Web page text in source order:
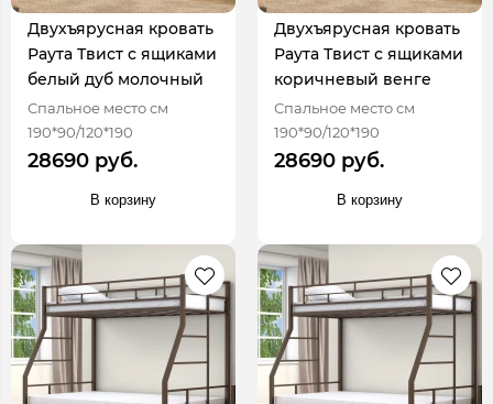
Двухъярусная кровать
Раута Твист с ящиками
белый дуб молочный
Спальное место см
190*90/120*190
28690 руб.
В корзину
Двухъярусная кровать
Раута Твист с ящиками
коричневый венге
Спальное место см
190*90/120*190
28690 руб.
В корзину